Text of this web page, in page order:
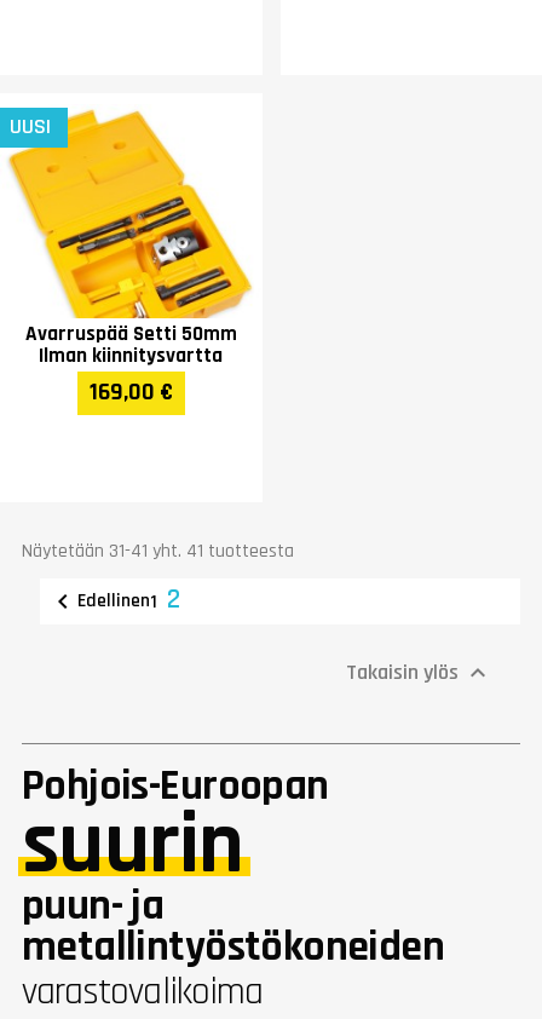
UUSI
Avarruspää Setti 50mm
Ilman kiinnitysvartta
169,00 €
Näytetään 31-41 yht. 41 tuotteesta
 Edellinen1 2
Takaisin ylös 
Pohjois-Euroopan
suurin
puun- ja
metallintyöstökoneiden
varastovalikoima